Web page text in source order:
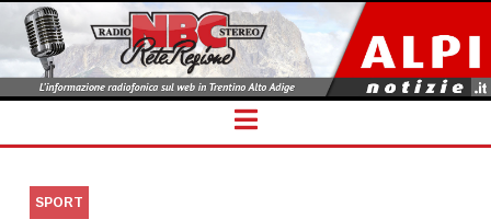
Navigation
SPORT